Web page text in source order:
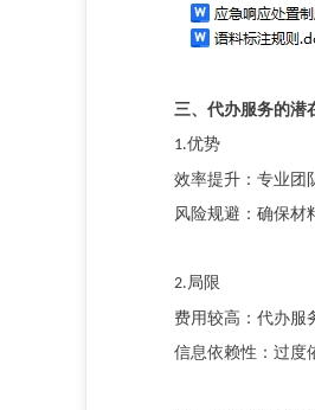
三、代办服务的潜
1.优势
效率提升：专业团
风险规避：确保材
2. 局限
费用较高：代办服
信息依赖性：过度